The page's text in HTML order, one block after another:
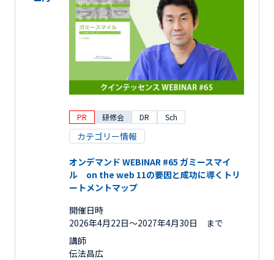
PR 研修会 DR Sch
カテゴリー情報
オンデマンド WEBINAR #65 ガミースマイ
ル on the web 11の要因と成功に導くトリ
ートメントマップ
開催日時
2026年4月22日〜2027年4月30日 まで
講師
伝法昌広